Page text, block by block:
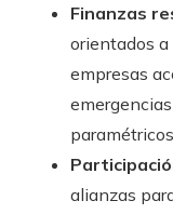
Finanzas
orientados a
empresas
paramétricos.
alianzas